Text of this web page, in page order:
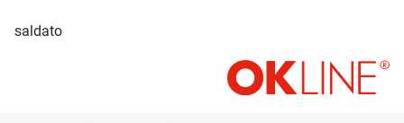
saldato